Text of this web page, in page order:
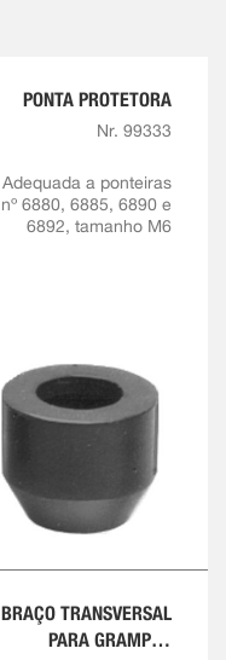
PONTA PROTETORA
Nr. 99333
Adequada a ponteiras
nº 6880, 6885, 6890 e
6892, tamanho M6
BRAÇO TRANSVERSAL
PARA GRAMPOS